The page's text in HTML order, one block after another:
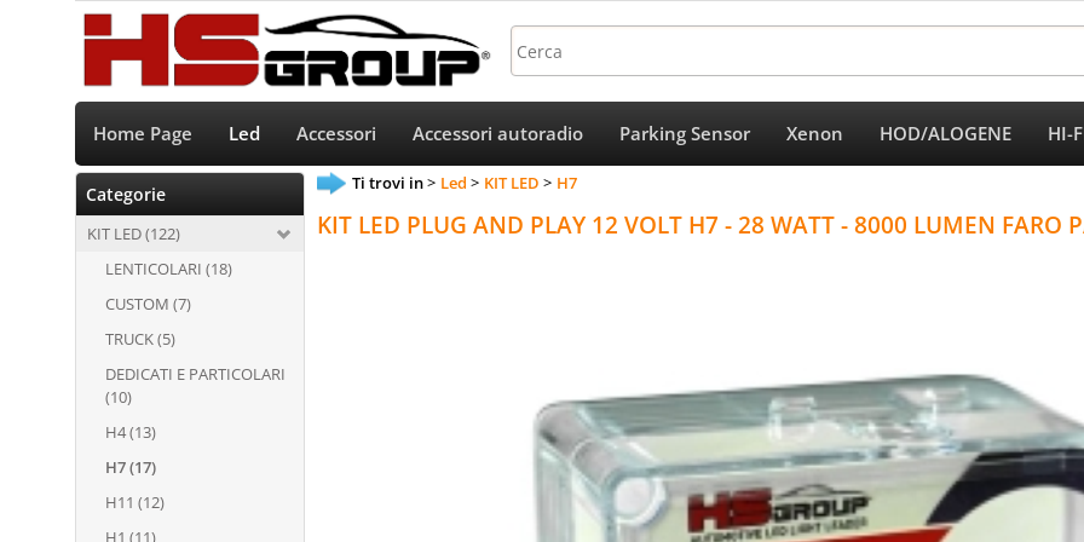
Per
Home Page Led Accessori Accessori autoradio Parking Sensor Xenon HOD/ALOGENE HI-
Categorie
KIT LED (122)
LENTICOLARI (18)
CUSTOM (7)
TRUCK (5)
DEDICATI E PARTICOLARI
(10)
H4 (13)
H7 (17)
H11 (12)
H1 (11)
Ti trovi in Led KIT LED H7
KIT LED PLUG AND PLAY 12 VOLT H7 - 28 WATT - 8000 LUMEN FARO